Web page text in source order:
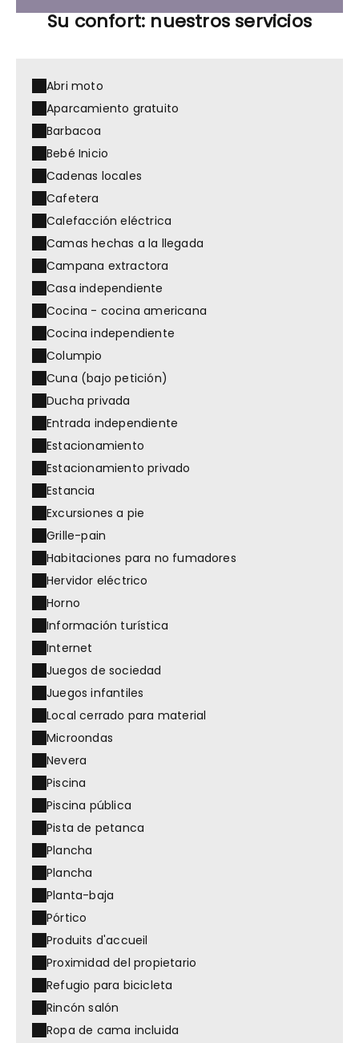
Su confort: nuestros servicios
Abri moto
Aparcamiento gratuito
Barbacoa
Bebé Inicio
Cadenas locales
Cafetera
Calefacción eléctrica
Camas hechas a la llegada
Campana extractora
Casa independiente
Cocina - cocina americana
Cocina independiente
Columpio
Cuna (bajo petición)
Ducha privada
Entrada independiente
Estacionamiento
Estacionamiento privado
Estancia
Excursiones a pie
Grille-pain
Habitaciones para no fumadores
Hervidor eléctrico
Horno
Información turística
Internet
Juegos de sociedad
Juegos infantiles
Local cerrado para material
Microondas
Nevera
Piscina
Piscina pública
Pista de petanca
Plancha
Plancha
Planta-baja
Pórtico
Produits d'accueil
Proximidad del propietario
Refugio para bicicleta
Rincón salón
Ropa de cama incluida